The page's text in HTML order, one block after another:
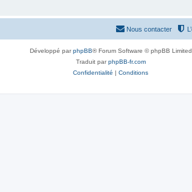
Nous contacter
Développé parphpBB® Forum Software © phpBB Limited
Traduit parphpBB-fr.com
Confidentialité | Conditions